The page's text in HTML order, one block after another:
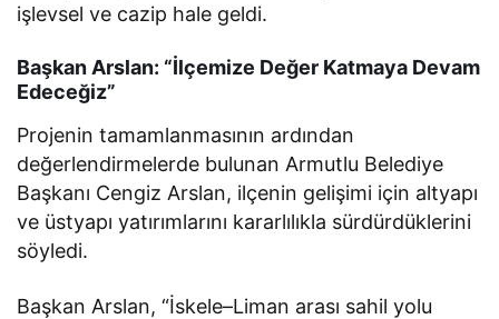
işlevsel ve cazip hale geldi.
Başkan Arslan: “İlçemize Değer Katmaya Devam
Edeceğiz”
Projenin tamamlanmasının ardından
değerlendirmelerde bulunan Armutlu Belediye
Başkanı Cengiz Arslan, ilçenin gelişimi için altyapı
ve üstyapı yatırımlarını kararlılıkla sürdürdüklerini
söyledi.
Başkan Arslan, “İskele–Liman arası sahil yolu